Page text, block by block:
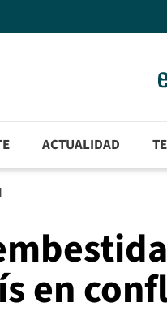
ACTUALIDAD
en